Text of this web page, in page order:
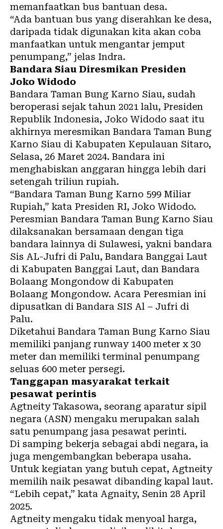
memanfaatkan bus bantuan desa.
“Ada bantuan bus yang diserahkan ke desa,
daripada tidak digunakan kita akan coba
manfaatkan untuk mengantar jemput
penumpang,” jelas Indra.
Bandara Siau Diresmikan Presiden
Joko Widodo
Bandara Taman Bung Karno Siau, sudah
beroperasi sejak tahun 2021 lalu, Presiden
Republik Indonesia, Joko Widodo saat itu
akhirnya meresmikan Bandara Taman Bung
Karno Siau di Kabupaten Kepulauan Sitaro,
Selasa, 26 Maret 2024. Bandara ini
menghabiskan anggaran hingga lebih dari
setengah triliun rupiah.
“Bandara Taman Bung Karno 599 Miliar
Rupiah,” kata Presiden RI, Joko Widodo.
Peresmian Bandara Taman Bung Karno Siau
dilaksanakan bersamaan dengan tiga
bandara lainnya di Sulawesi, yakni bandara
Sis AL-Jufri di Palu, Bandara Banggai Laut
di Kabupaten Banggai Laut, dan Bandara
Bolaang Mongondow di Kabupaten
Bolaang Mongondow. Acara Peresmian ini
dipusatkan di Bandara SIS Al – Jufri di
Palu.
Diketahui Bandara Taman Bung Karno Siau
memiliki panjang runway 1400 meter x 30
meter dan memiliki terminal penumpang
seluas 600 meter persegi.
Tanggapan masyarakat terkait
pesawat perintis
Agtneity Takasowa, seorang aparatur sipil
negara (ASN) mengaku merupakan salah
satu penumpang jasa pesawat perinti.
Di samping bekerja sebagai abdi negara, ia
juga mengembangkan beberapa usaha.
Untuk kegiatan yang butuh cepat, Agtneity
memilih naik pesawat dibanding kapal laut.
“Lebih cepat,” kata Agnaity, Senin 28 April
2025.
Agtneity mengaku tidak menyoal harga,